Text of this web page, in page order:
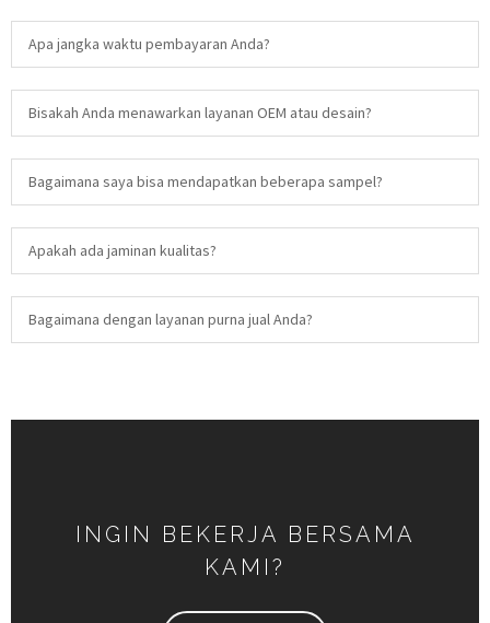
Apa jangka waktu pembayaran Anda?
Bisakah Anda menawarkan layanan OEM atau desain?
Bagaimana saya bisa mendapatkan beberapa sampel?
Apakah ada jaminan kualitas?
Bagaimana dengan layanan purna jual Anda?
INGIN BEKERJA BERSAMA
KAMI?